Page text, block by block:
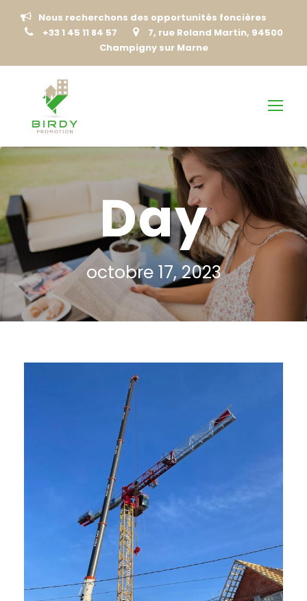
Nous recherchons des opportunités foncières
+33 1 45 11 84 57
7, rue Roland Martin, 94500
Champigny sur Marne
Day
octobre 17, 2023